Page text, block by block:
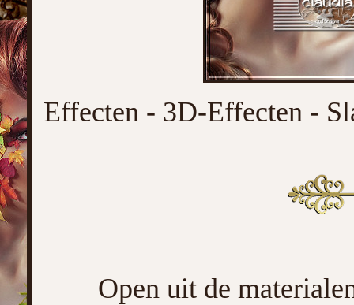
Effecten - 3D-Effecten -
Open uit de